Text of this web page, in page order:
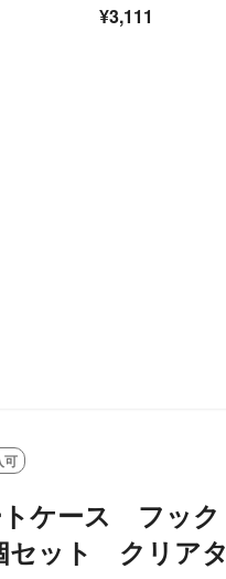
¥3,111
可
ケース フック
ット クリアタ